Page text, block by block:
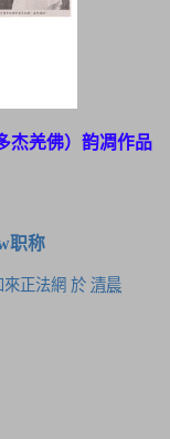
杰羌佛）韵凋作品
职称
正法網 於 清晨